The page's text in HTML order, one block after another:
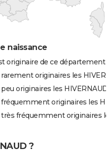
naissance
originaire de ce département
originaires les
originaires les HIVERNAUD
originaires les
fréquemment originaires
?